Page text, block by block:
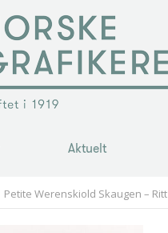
Aktuelt
Petite Werenskiold Skaugen – Ritt
Aktuelt